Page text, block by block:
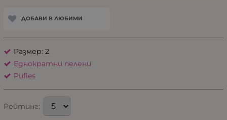
ДОБАВИ В ЛЮБИМИ
Размер: 2
Еднократни пелени
Pufies
Рейтинг: